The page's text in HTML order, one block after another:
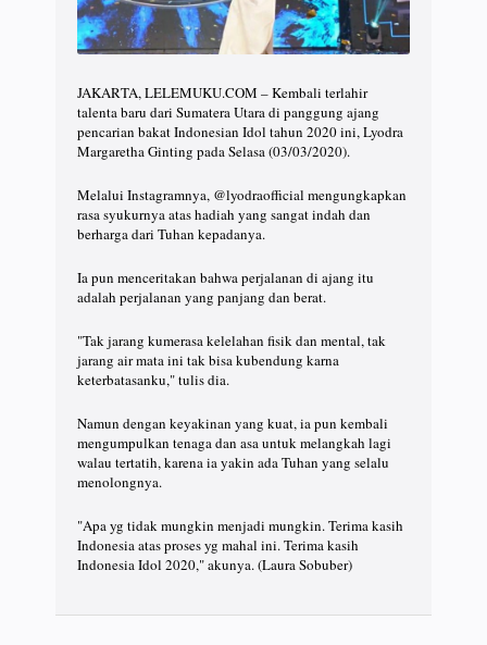
JAKARTA, LELEMUKU.COM – Kembali terlahir
talenta baru dari Sumatera Utara di panggung ajang
pencarian bakat Indonesian Idol tahun 2020 ini, Lyodra
Margaretha Ginting pada Selasa (03/03/2020).
Melalui Instagramnya, @lyodraofficial mengungkapkan
rasa syukurnya atas hadiah yang sangat indah dan
berharga dari Tuhan kepadanya.
Ia pun menceritakan bahwa perjalanan di ajang itu
adalah perjalanan yang panjang dan berat.
"Tak jarang kumerasa kelelahan fisik dan mental, tak
jarang air mata ini tak bisa kubendung karna
keterbatasanku," tulis dia.
Namun dengan keyakinan yang kuat, ia pun kembali
mengumpulkan tenaga dan asa untuk melangkah lagi
walau tertatih, karena ia yakin ada Tuhan yang selalu
menolongnya.
"Apa yg tidak mungkin menjadi mungkin. Terima kasih
Indonesia atas proses yg mahal ini. Terima kasih
Indonesia Idol 2020," akunya. (Laura Sobuber)